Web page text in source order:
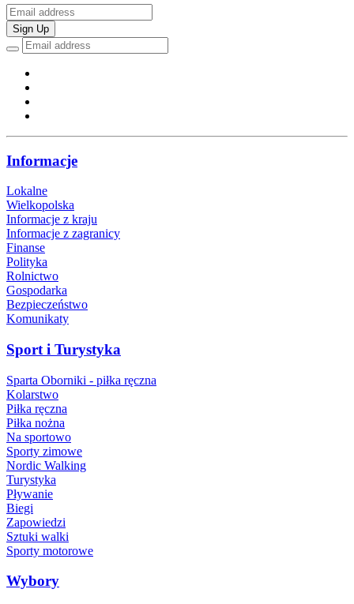
Sign Up
Informacje
Lokalne
Wielkopolska
Informacje z kraju
Informacje z zagranicy
Finanse
Polityka
Rolnictwo
Gospodarka
Bezpieczeństwo
Komunikaty
Sport i Turystyka
Sparta Oborniki - piłka ręczna
Kolarstwo
Piłka ręczna
Piłka nożna
Na sportowo
Sporty zimowe
Nordic Walking
Turystyka
Pływanie
Biegi
Zapowiedzi
Sztuki walki
Sporty motorowe
Wybory